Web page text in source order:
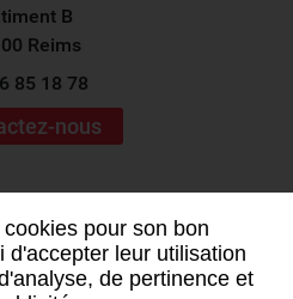
pour son bon
d'accepter leur utilisation
de pertinence et
B
Reims
85 18 78
nous
sociaux !